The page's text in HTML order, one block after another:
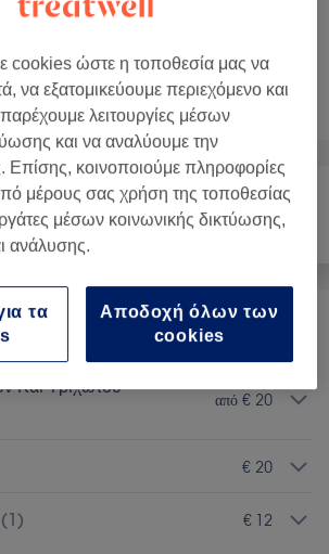
Μασάζ
από € 12
Και Τριχωτού
από € 20
€ 20
(1) € 12
cookies ώστε η τοποθεσία μας να
να εξατομικεύουμε περιεχόμενο και
λειτουργίες μέσων
και να αναλύουμε την
Επίσης, κοινοποιούμε πληροφορίες
μέρους σας χρήση της τοποθεσίας
μέσων κοινωνικής δικτύωσης,
ανάλυσης.
Αποδοχή όλων των
cookies
τα